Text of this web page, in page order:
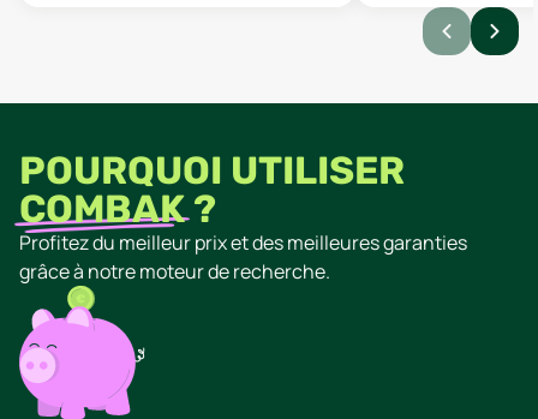
POURQUOI UTILISER
COMBAK?
Profitez du meilleur prix et des meilleures garanties
grâce à notre moteur de recherche.